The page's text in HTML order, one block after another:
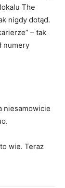
The
nigdy dotąd.
– tak
numery
niesamowicie
wie. Teraz